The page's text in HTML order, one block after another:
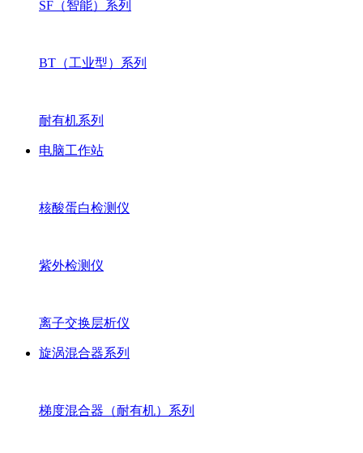
SF（智能）系列
BT（工业型）系列
耐有机系列
电脑工作站
核酸蛋白检测仪
紫外检测仪
离子交换层析仪
旋涡混合器系列
梯度混合器（耐有机）系列